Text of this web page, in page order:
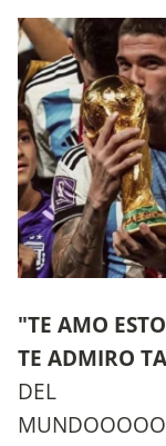
"TE AMO
TE ADMIRO
DEL